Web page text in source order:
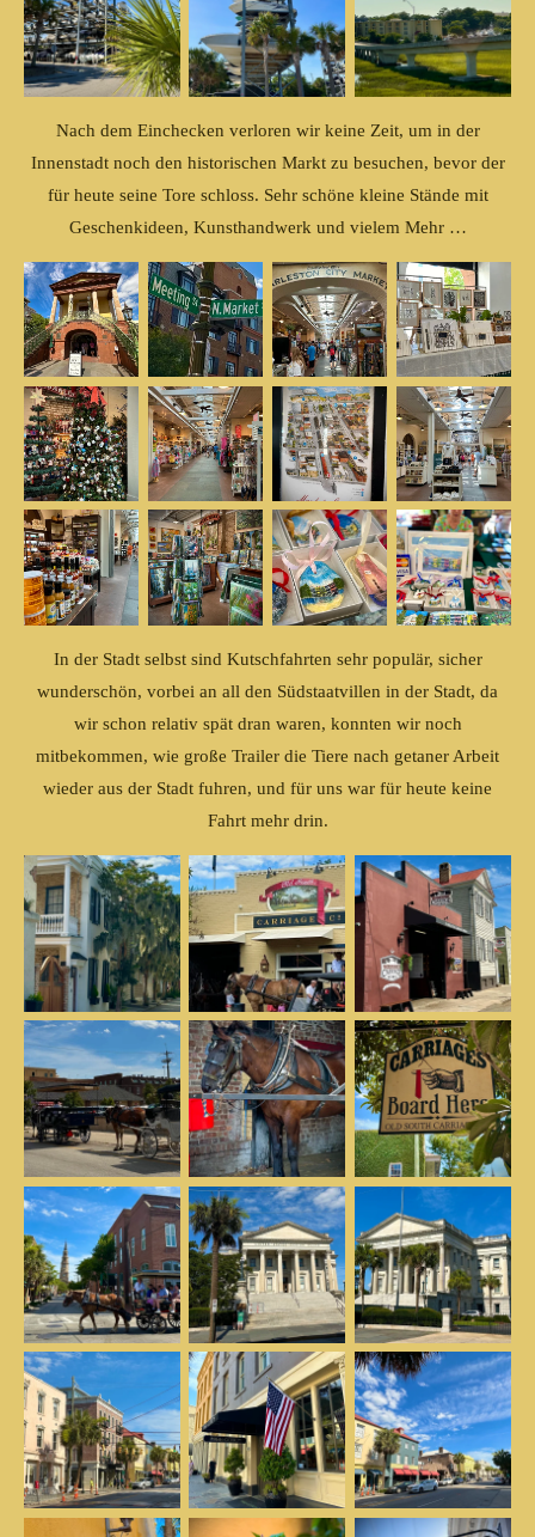
Nach dem Einchecken verloren wir keine Zeit, um in der
Innenstadt noch den historischen Markt zu besuchen, bevor der
für heute seine Tore schloss. Sehr schöne kleine Stände mit
Geschenkideen, Kunsthandwerk und vielem Mehr …
In der Stadt selbst sind Kutschfahrten sehr populär, sicher
wunderschön, vorbei an all den Südstaatvillen in der Stadt, da
wir schon relativ spät dran waren, konnten wir noch
mitbekommen, wie große Trailer die Tiere nach getaner Arbeit
wieder aus der Stadt fuhren, und für uns war für heute keine
Fahrt mehr drin.